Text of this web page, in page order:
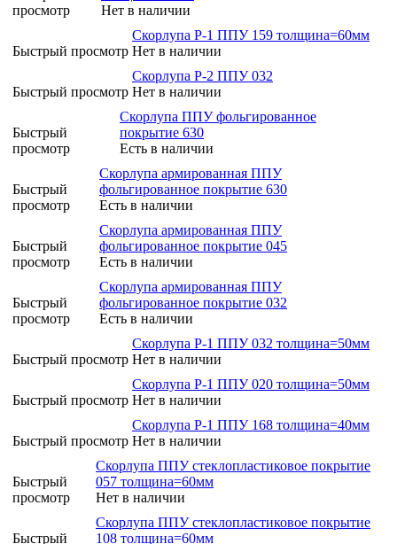
просмотр
Нет в наличии
Быстрый просмотр
Скорлупа Р-1 ППУ 159 толщина=60мм
Нет в наличии
Быстрый просмотр
Скорлупа Р-2 ППУ 032
Нет в наличии
Быстрый
просмотр
Скорлупа ППУ фольгированное
покрытие 630
Есть в наличии
Быстрый
просмотр
Скорлупа армированная ППУ
фольгированное покрытие 630
Есть в наличии
Быстрый
просмотр
Скорлупа армированная ППУ
фольгированное покрытие 045
Есть в наличии
Быстрый
просмотр
Скорлупа армированная ППУ
фольгированное покрытие 032
Есть в наличии
Быстрый просмотр
Скорлупа Р-1 ППУ 032 толщина=50мм
Нет в наличии
Быстрый просмотр
Скорлупа Р-1 ППУ 020 толщина=50мм
Нет в наличии
Быстрый просмотр
Скорлупа Р-1 ППУ 168 толщина=40мм
Нет в наличии
Быстрый
просмотр
Скорлупа ППУ стеклопластиковое покрытие
057 толщина=60мм
Нет в наличии
Быстрый
Скорлупа ППУ стеклопластиковое покрытие
108 толщина=60мм